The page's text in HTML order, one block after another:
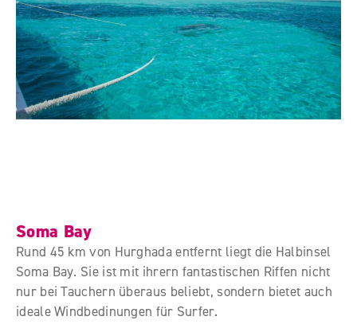
Soma Bay
Rund 45 km von Hurghada entfernt liegt die Halbinsel
Soma Bay. Sie ist mit ihrern fantastischen Riffen nicht
nur bei Tauchern überaus beliebt, sondern bietet auch
ideale Windbedinungen für Surfer.